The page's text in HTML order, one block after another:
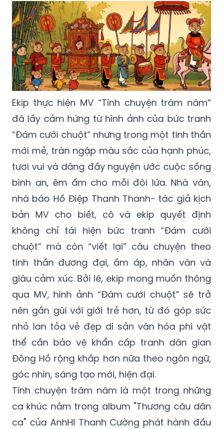
Ekip thực hiện MV “Tính chuyện trăm năm”
đã lấy cảm hứng từ hình ảnh của bức tranh
“Đám cưới chuột” nhưng trong một tinh thần
mới mẻ, tràn ngập màu sắc của hạnh phúc,
tươi vui và dâng đầy nguyện ước cuộc sống
bình an, êm ấm cho mỗi đôi lứa. Nhà văn,
nhà báo Hồ Điệp Thanh Thanh- tác giả kịch
bản MV cho biết, cô và ekip quyết định
không chỉ tái hiện bức tranh “Đám cưới
chuột” mà còn “viết lại” câu chuyện theo
tinh thần đương đại, ấm áp, nhân văn và
giàu cảm xúc. Bởi lẽ, ekip mong muốn thông
qua MV, hình ảnh “Đám cưới chuột” sẽ trở
nên gần gũi với giới trẻ hơn, từ đó góp sức
nhỏ lan tỏa vẻ đẹp di sản văn hóa phi vật
thể cần bảo vệ khẩn cấp tranh dân gian
Đông Hồ rộng khắp hơn nữa theo ngôn ngữ,
góc nhìn, sáng tạo mới, hiện đại.
Tính chuyện trăm năm là một trong những
ca khúc nằm trong album "Thương câu dân
ca" của AnhHI Thanh Cường phát hành đầu